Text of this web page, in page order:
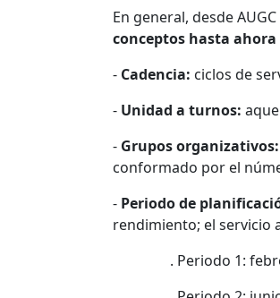
En general, desde AUGC
conceptos hasta
- Cadencia: ciclos de
- Unidad a turnos:
- Grupos organizativos:
conformado por el
- Periodo de
rendimiento; el servicio
. Periodo 1: